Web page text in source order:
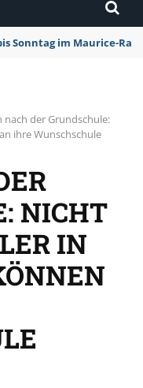
Sonntag im Maurice-
nach der Grundschule:
ihre Wunschschule
NICHT
IN